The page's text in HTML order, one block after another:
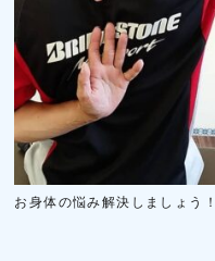
お身体の悩み解決しましょう！